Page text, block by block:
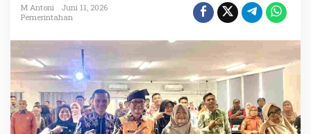
n
o
T
a
n
j
u
M Antoni
Juni 11, 2026
Pemerintahan